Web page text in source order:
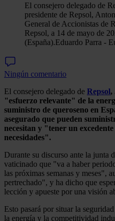
El consejero delegado de
presidente de Repsol,
General de Accionistas de
Repsol, a 14 de mayo de
(España).Eduardo Parra -
Ningún comentario
El consejero delegado de Repsol,
"esfuerzo relevante" de la
suministro de queroseno en
asegurado que pueden
necesitan y "tener un
necesidades".
Durante su discurso ante la junta
vaticinado que "va a haber
las próximas semanas y meses",
pertrechado", y ha dicho que
lección y apueste por una visión
Esto pasará por situar la
la energía y la competitividad